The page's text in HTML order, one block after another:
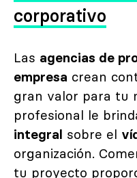
corporativo
Las agencias de
empresa crean
gran valor para tu
profesional le
integral
sobre el
organización.
tu proyecto